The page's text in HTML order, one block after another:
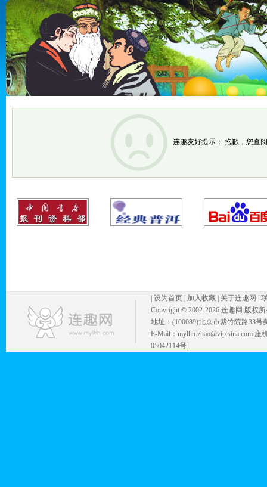
连趣友好提示： 抱歉，您查
设为首页 加入收藏 关于连趣网
Copyright © 2002-2026 连趣网 版权
地址：(100089)北京市紫竹院路33号
E-Mail：mylhh.zhao@vip.sina.com
05042114号]